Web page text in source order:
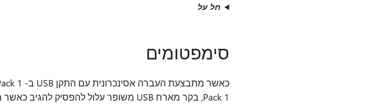
חל על
סימפטומים
Pack 1, בקר מארח USB משופר עלול להפסיק להגיב כאשר מתרחש אחד מהאירועים הבאים: